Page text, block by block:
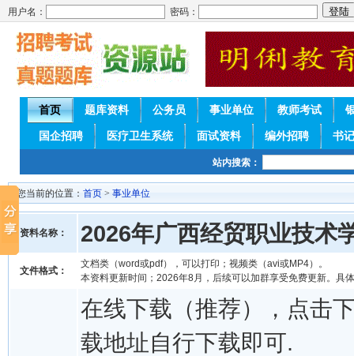
用户名： 密码：
首页 题库资料 公务员 事业单位 教师考试
国企招聘 医疗卫生系统 面试资料 编外招聘 书
站内搜索：
您当前的位置： 首页 > 事业单位
资料名称： 2026年广西经贸职业技术
文件格式：
文档类（word或pdf），可以打印；视频类（avi或MP4）。
本资料更新时间；2026年8月，后续可以加群享受免费更新。具
在线下载（推荐），点击
载地址自行下载即可.